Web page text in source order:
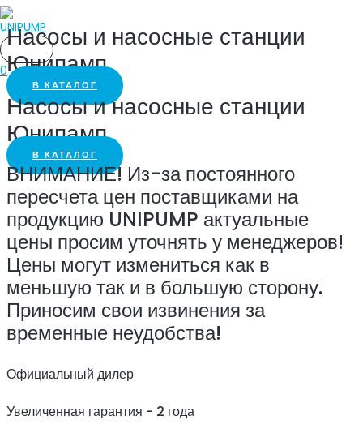
Перейти
к
содержимому
ГЛАВНОЕ
МЕНЮ
0
Насосы и насосные станции
Юнипамп
В КАТАЛОГ
Насосы и насосные станции
Юнипамп
В КАТАЛОГ
ВНИМАНИЕ! Из-за постоянного
пересчета цен поставщиками на
продукцию UNIPUMP актуальные
цены просим уточнять у менеджеров!
Цены могут измениться как в
меньшую так и в большую сторону.
Приносим свои извинения за
временные неудобства!
Официальный дилер
Увеличенная гарантия - 2 года